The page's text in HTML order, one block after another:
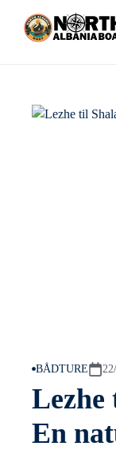
indhold
BÅDTURE
Lezhe
En